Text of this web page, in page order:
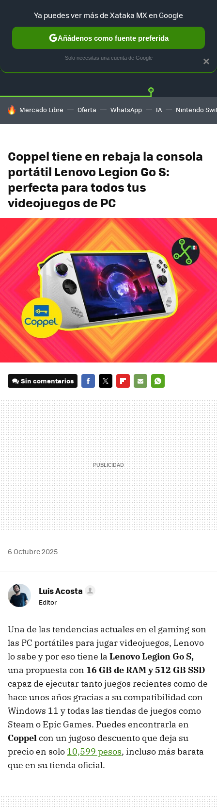
GUÍA DE COMPRAS MERCADO LIBRE
HOY SE HABLA DE
Mercado Libre Oferta WhatsApp IA Nintendo
Coppel tiene en rebaja la consola
portátil Lenovo Legion Go S:
perfecta para todos tus
videojuegos de PC
Sin comentarios
MAIL
6 Octubre 2025
Luis Acosta
Editor
Una de las tendencias actuales en el gaming son
las PC portátiles para jugar videojuegos, Lenovo
lo sabe y por eso tiene la Lenovo Legion Go S,
una propuesta con 16 GB de RAM y 512 GB SSD
capaz de ejecutar tanto juegos recientes como de
hace unos años gracias a su compatibilidad con
Windows 11 y todas las tiendas de juegos como
Steam o Epic Games. Puedes encontrarla en
Coppelcon un jugoso descuento que deja su
precio en solo 10,599 pesos, incluso más barata
que en su tienda oficial.
×
Ya puedes ver más de Xataka MX en Google
Añádenos como fuente preferida
Solo necesitas una cuenta de Google